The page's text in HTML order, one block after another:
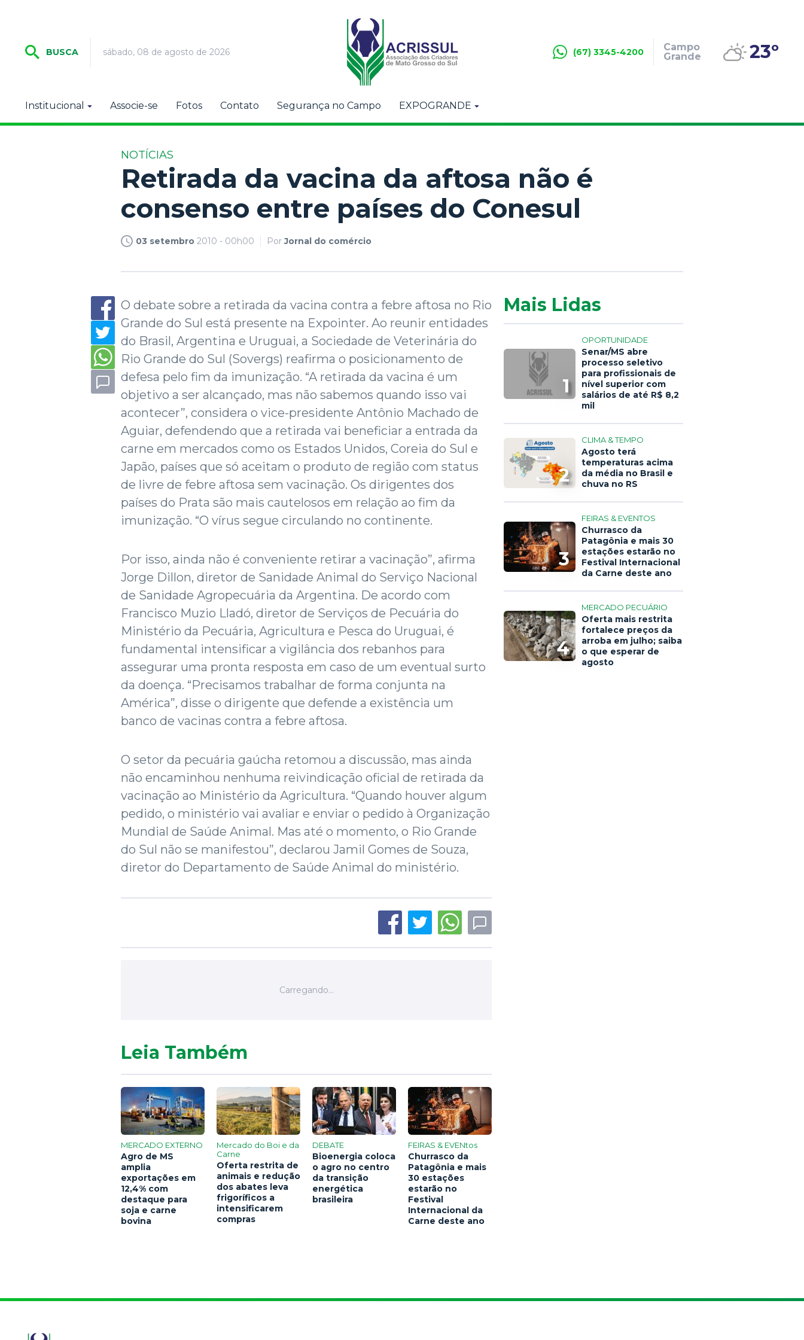
BUSCA sábado, 08 de agosto de 2026 (67) 3345-4200
Campo
Grande
23º
Institucional Associe-se Fotos Contato Segurança no Campo EXPOGRANDE
NOTÍCIAS
Retirada da vacina da aftosa não é
consenso entre países do Conesul
03 setembro 2010 - 00h00 PorJornal do comércio
O debate sobre a retirada da vacina contra a febre aftosa no Rio
Grande do Sul está presente na Expointer. Ao reunir entidades
do Brasil, Argentina e Uruguai, a Sociedade de Veterinária do
Rio Grande do Sul (Sovergs) reafirma o posicionamento de
defesa pelo fim da imunização. “A retirada da vacina é um
objetivo a ser alcançado, mas não sabemos quando isso vai
acontecer”, considera o vice-presidente Antônio Machado de
Aguiar, defendendo que a retirada vai beneficiar a entrada da
carne em mercados como os Estados Unidos, Coreia do Sul e
Japão, países que só aceitam o produto de região com status
de livre de febre aftosa sem vacinação. Os dirigentes dos
países do Prata são mais cautelosos em relação ao fim da
imunização. “O vírus segue circulando no continente.
Por isso, ainda não é conveniente retirar a vacinação”, afirma
Jorge Dillon, diretor de Sanidade Animal do Serviço Nacional
de Sanidade Agropecuária da Argentina. De acordo com
Francisco Muzio Lladó, diretor de Serviços de Pecuária do
Ministério da Pecuária, Agricultura e Pesca do Uruguai, é
fundamental intensificar a vigilância dos rebanhos para
assegurar uma pronta resposta em caso de um eventual surto
da doença. “Precisamos trabalhar de forma conjunta na
América”, disse o dirigente que defende a existência um
banco de vacinas contra a febre aftosa.
O setor da pecuária gaúcha retomou a discussão, mas ainda
não encaminhou nenhuma reivindicação oficial de retirada da
vacinação ao Ministério da Agricultura. “Quando houver algum
pedido, o ministério vai avaliar e enviar o pedido à Organização
Mundial de Saúde Animal. Mas até o momento, o Rio Grande
do Sul não se manifestou”, declarou Jamil Gomes de Souza,
diretor do Departamento de Saúde Animal do ministério.
Mais Lidas
1
OPORTUNIDADE
Senar/MS abre
processo seletivo
para profissionais de
nível superior com
salários de até R$ 8,2
mil
2
CLIMA & TEMPO
Agosto terá
temperaturas acima
da média no Brasil e
chuva no RS
3
FEIRAS & EVENTOS
Churrasco da
Patagônia e mais 30
estações estarão no
Festival Internacional
da Carne deste ano
4
MERCADO PECUÁRIO
Oferta mais restrita
fortalece preços da
arroba em julho; saiba
o que esperar de
agosto
Leia Também
MERCADO EXTERNO
Agro de MS
amplia
exportações em
12,4% com
destaque para
soja e carne
bovina
Mercado do Boi e da
Carne
Oferta restrita de
animais e redução
dos abates leva
frigoríficos a
intensificarem
compras
DEBATE
Bioenergia coloca
o agro no centro
da transição
energética
brasileira
FEIRAS & EVENtos
Churrasco da
Patagônia e mais
30 estações
estarão no
Festival
Internacional da
Carne deste ano